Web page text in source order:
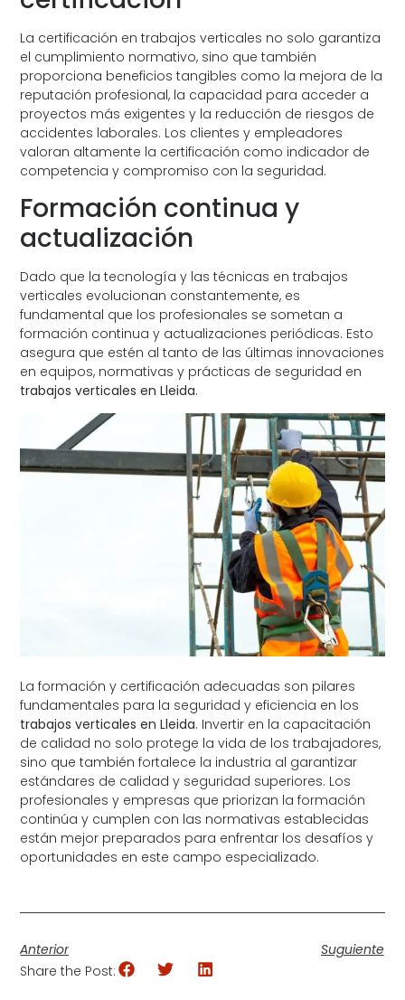
La certificación en trabajos verticales no solo garantiza
el cumplimiento normativo, sino que también
proporciona beneficios tangibles como la mejora de la
reputación profesional, la capacidad para acceder a
proyectos más exigentes y la reducción de riesgos de
accidentes laborales. Los clientes y empleadores
valoran altamente la certificación como indicador de
competencia y compromiso con la seguridad.
Formación continua y
actualización
Dado que la tecnología y las técnicas en trabajos
verticales evolucionan constantemente, es
fundamental que los profesionales se sometan a
formación continua y actualizaciones periódicas. Esto
asegura que estén al tanto de las últimas innovaciones
en equipos, normativas y prácticas de seguridad en
trabajos verticales en Lleida.
La formación y certificación adecuadas son pilares
fundamentales para la seguridad y eficiencia en los
trabajos verticales en Lleida. Invertir en la capacitación
de calidad no solo protege la vida de los trabajadores,
sino que también fortalece la industria al garantizar
estándares de calidad y seguridad superiores. Los
profesionales y empresas que priorizan la formación
continúa y cumplen con las normativas establecidas
están mejor preparados para enfrentar los desafíos y
oportunidades en este campo especializado.
Anterior
Suguiente
Share the Post: